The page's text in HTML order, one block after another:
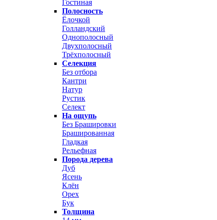
Гостиная
Полосность
Ёлочкой
Голландский
Однополосный
Двухполосный
Трёхполосный
Селекция
Без отбора
Кантри
Натур
Рустик
Селект
На ощупь
Без Брашировки
Брашированная
Гладкая
Рельефная
Порода дерева
Дуб
Ясень
Клён
Орех
Бук
Толщина